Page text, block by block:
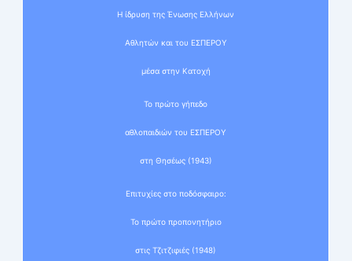
Η ίδρυση της Ένωσης Ελλήνων
Αθλητών και του ΕΣΠΕΡΟΥ
μέσα στην Κατοχή
Το πρώτο γήπεδο
αθλοπαιδιών του ΕΣΠΕΡΟΥ
στη Θησέως (1943)
Επιτυχίες στο ποδόσφαιρο:
Το πρώτο προπονητήριο
στις Τζιτζιφιές (1948)